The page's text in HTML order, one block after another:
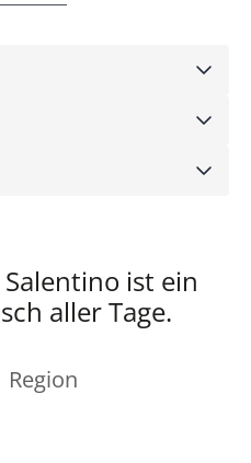
ist ein
aller Tage.
Region